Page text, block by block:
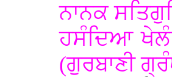
ਨਾਨਕ
ਹਸੰਦਿਆ
(ਗੁਰਬਾਣੀ